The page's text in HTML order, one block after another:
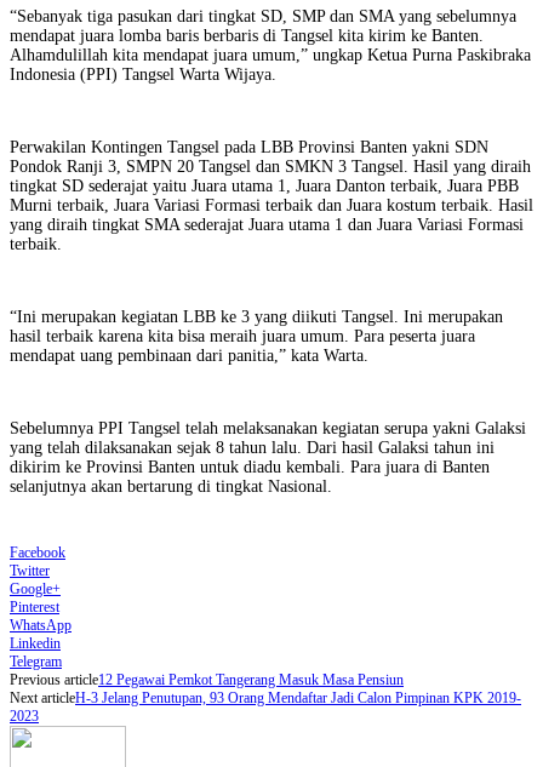
“Sebanyak tiga pasukan dari tingkat SD, SMP dan SMA yang sebelumnya
mendapat juara lomba baris berbaris di Tangsel kita kirim ke Banten.
Alhamdulillah kita mendapat juara umum,” ungkap Ketua Purna Paskibraka
Indonesia (PPI) Tangsel Warta Wijaya.
Perwakilan Kontingen Tangsel pada LBB Provinsi Banten yakni SDN
Pondok Ranji 3, SMPN 20 Tangsel dan SMKN 3 Tangsel. Hasil yang diraih
tingkat SD sederajat yaitu Juara utama 1, Juara Danton terbaik, Juara PBB
Murni terbaik, Juara Variasi Formasi terbaik dan Juara kostum terbaik. Hasil
yang diraih tingkat SMA sederajat Juara utama 1 dan Juara Variasi Formasi
terbaik.
“Ini merupakan kegiatan LBB ke 3 yang diikuti Tangsel. Ini merupakan
hasil terbaik karena kita bisa meraih juara umum. Para peserta juara
mendapat uang pembinaan dari panitia,” kata Warta.
Sebelumnya PPI Tangsel telah melaksanakan kegiatan serupa yakni Galaksi
yang telah dilaksanakan sejak 8 tahun lalu. Dari hasil Galaksi tahun ini
dikirim ke Provinsi Banten untuk diadu kembali. Para juara di Banten
selanjutnya akan bertarung di tingkat Nasional.
Facebook
Twitter
Google+
Pinterest
WhatsApp
Linkedin
Telegram
Previous article12 Pegawai Pemkot Tangerang Masuk Masa Pensiun
Next articleH-3 Jelang Penutupan, 93 Orang Mendaftar Jadi Calon Pimpinan KPK 2019-
2023